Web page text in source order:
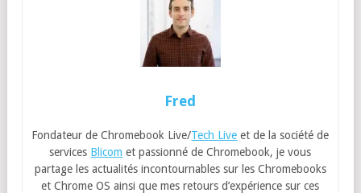
Fred
Fondateur de Chromebook Live/Tech Live et de la société de
services Blicom et passionné de Chromebook, je vous
partage les actualités incontournables sur les Chromebooks
et Chrome OS ainsi que mes retours d’expérience sur ces